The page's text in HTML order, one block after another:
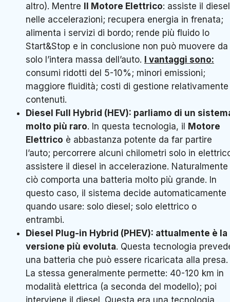
altro). Mentre Il Motore Elettrico: assiste il diesel
nelle accelerazioni; recupera energia in frenata;
alimenta i servizi di bordo; rende più fluido lo
Start&Stop e in conclusione non può muovere da
solo l’intera massa dell’auto. I vantaggi sono:
consumi ridotti del 5-10%; minori emissioni;
maggiore fluidità; costi di gestione relativamente
contenuti.
Diesel Full Hybrid (HEV): parliamo di un
molto più raro. In questa tecnologia, il Motore
Elettrico è abbastanza potente da far partire
l’auto; percorrere alcuni chilometri solo in
assistere il diesel in accelerazione. Naturalmente
ciò comporta una batteria molto più grande. In
questo caso, il sistema decide automaticamente
quando usare: solo diesel; solo elettrico o
entrambi.
Diesel Plug-in Hybrid (PHEV): attualmente è la
versione più evoluta. Questa tecnologia
una batteria che può essere ricaricata alla presa.
La stessa generalmente permette: 40-120 km in
modalità elettrica (a seconda del modello); poi
interviene il diesel. Questa era una tecnologia,